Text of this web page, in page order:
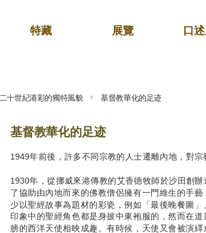
特藏 展覽 口
二十世紀港彩的獨特風貌 基督教華化的足迹
基督教華化的足迹
1949年前後，許多不同宗教的人士遷離內地，對宗
1930年，從挪威來港傳教的艾香德牧師於沙田創
了協助由內地而來的佛教僧侶擁有一門維生的手
少以聖經故事為題材的彩瓷，例如「最後晚餐圖
印象中的聖經角色都是身披中東袍服的，然而在
膀的西洋天使相映成趣。有時候，天使又會被演